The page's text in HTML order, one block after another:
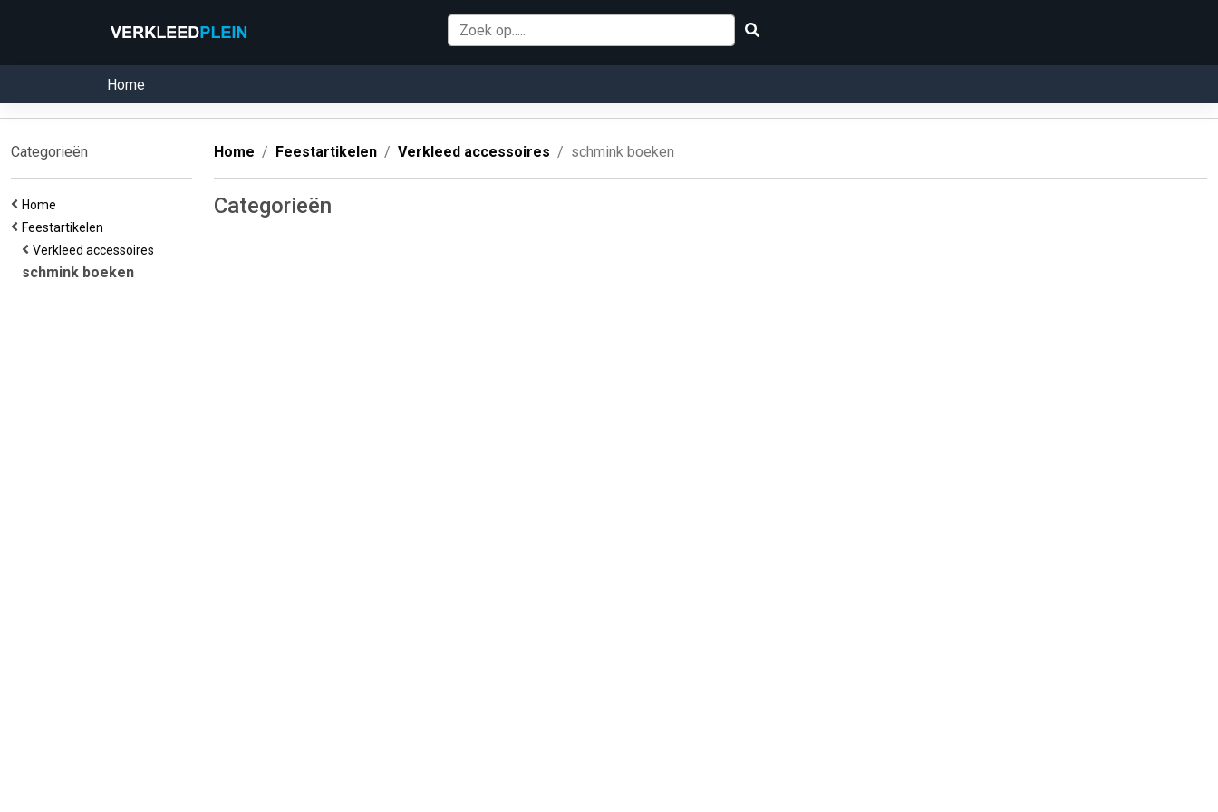
Home
Categorieën
Home
Feestartikelen
Verkleed accessoires
schmink boeken
Home Feestartikelen Verkleed accessoires schmink boeken
Categorieën